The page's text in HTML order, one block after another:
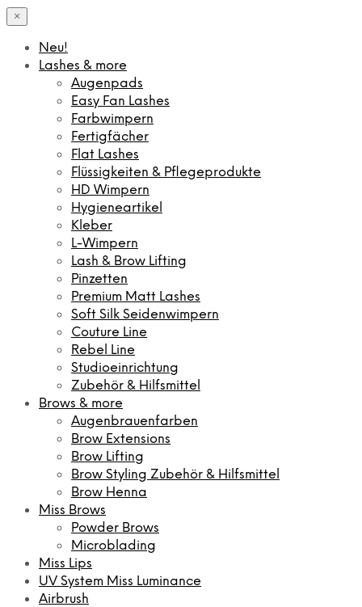
×
Neu!
Lashes & more
Augenpads
Easy Fan Lashes
Farbwimpern
Fertigfächer
Flat Lashes
Flüssigkeiten & Pflegeprodukte
HD Wimpern
Hygieneartikel
Kleber
L-Wimpern
Lash & Brow Lifting
Pinzetten
Premium Matt Lashes
Soft Silk Seidenwimpern
Couture Line
Rebel Line
Studioeinrichtung
Zubehör & Hilfsmittel
Brows & more
Augenbrauenfarben
Brow Extensions
Brow Lifting
Brow Styling Zubehör & Hilfsmittel
Brow Henna
Miss Brows
Powder Brows
Microblading
Miss Lips
UV System Miss Luminance
Airbrush